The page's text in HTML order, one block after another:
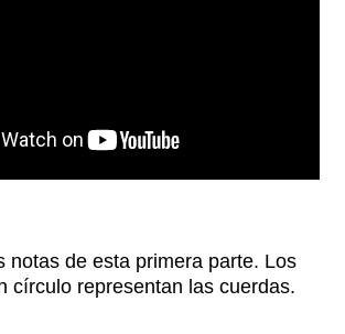
notas de esta primera parte. Los
círculo representan las cuerdas.